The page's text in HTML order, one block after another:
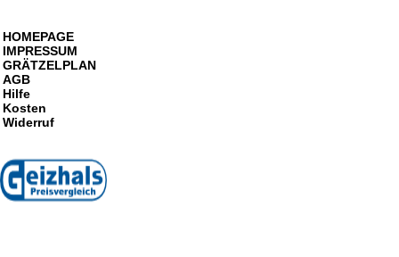
HOMEPAGE
IMPRESSUM
GRÄTZELPLAN
AGB
Hilfe
Kosten
Widerruf